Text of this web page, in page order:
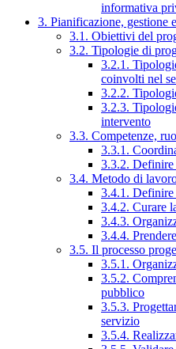
informativa
3. Pianificazione, gestione
3.1. Obiettivi del
3.2. Tipologie di
3.2.1.
coinvolti nel
3.2.2.
3.2.3.
intervento
3.3. Competenze,
3.3.1.
3.3.2. Definire
3.4. Metodo di
3.4.1. Definire
3.4.2. Curare
3.4.3.
3.4.4.
3.5. Il processo
3.5.1.
3.5.2.
pubblico
3.5.3.
servizio
3.5.4.